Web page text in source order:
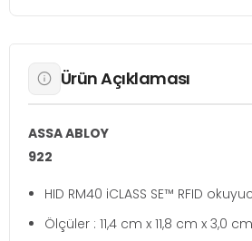
Ürün Açıklaması
ASSA ABLOY
922
HID RM40 iCLASS SE™ RFID
Ölçüler : 11,4 cm x 11,8 cm x 3,0 cm